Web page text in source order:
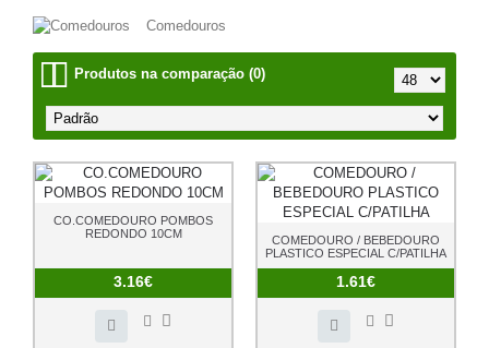
Comedouros
Produtos na comparação (0)
CO.COMEDOURO POMBOS
REDONDO 10CM
3.16€
COMEDOURO / BEBEDOURO
PLASTICO ESPECIAL C/PATILHA
1.61€